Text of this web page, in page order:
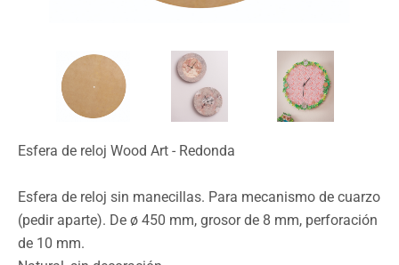
Esfera de reloj Wood Art - Redonda
Esfera de reloj sin manecillas. Para mecanismo de cuarzo
(pedir aparte). De ø 450 mm, grosor de 8 mm, perforación
de 10 mm.